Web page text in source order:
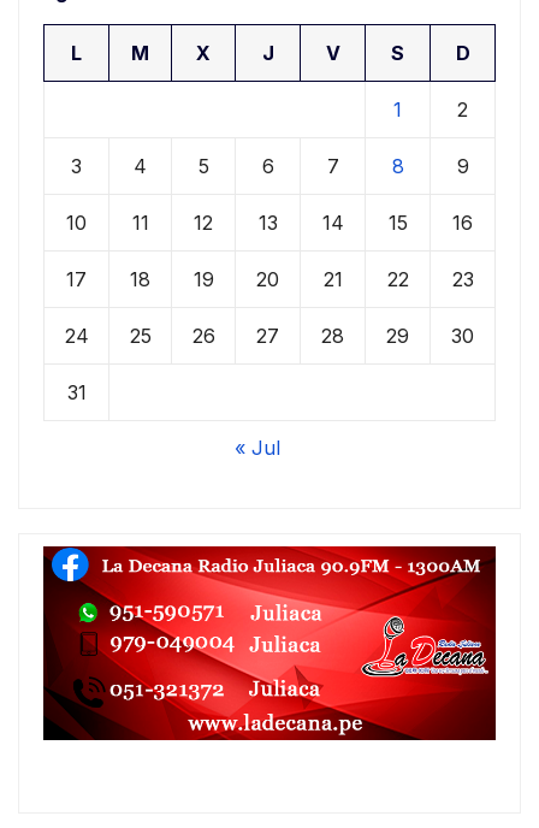
L M X J V S D
1 2
3 4 5 6 7 8 9
10 11 12 13 14 15 16
17 18 19 20 21 22 23
24 25 26 27 28 29 30
31
« Jul